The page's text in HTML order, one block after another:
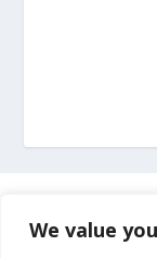
We value